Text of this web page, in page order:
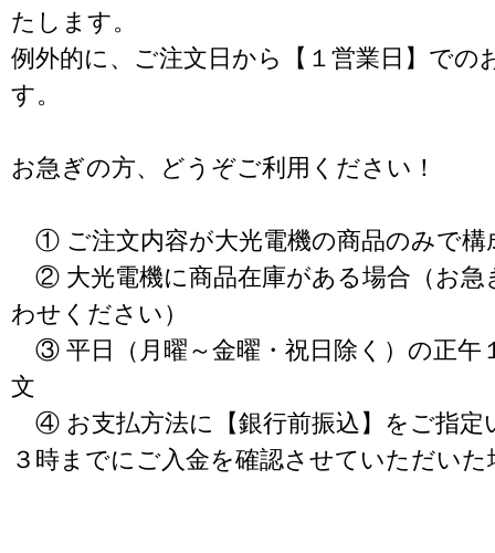
たします。
例外的に、ご注文日から【１営業日】での
す。
お急ぎの方、どうぞご利用ください！
① ご注文内容が大光電機の商品のみで構
② 大光電機に商品在庫がある場合（お急
わせください）
③ 平日（月曜～金曜・祝日除く）の正午
文
④ お支払方法に【銀行前振込】をご指定
３時までにご入金を確認させていただいた